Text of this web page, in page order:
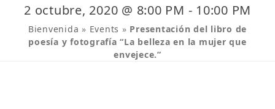
2 octubre, 2020 @ 8:00 PM - 10:00 PM
Bienvenida » Events » Presentación del libro de
poesía y fotografía “La belleza en la mujer que
envejece.”